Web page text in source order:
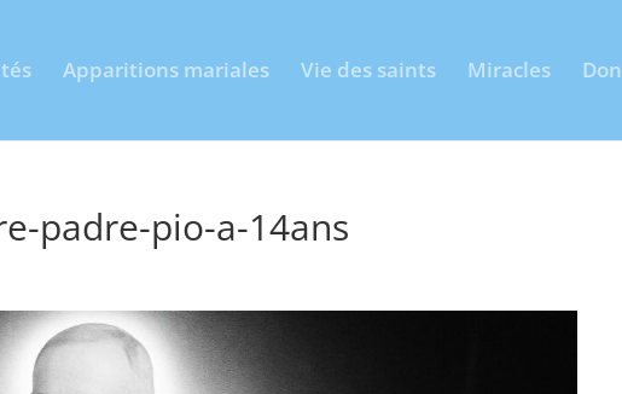
Apparitions mariales Vie des saints Miracles Don
padre-pio-a-14ans